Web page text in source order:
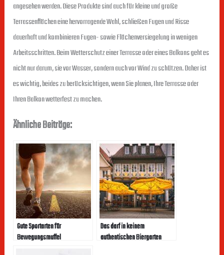
angesehen werden. Diese Produkte sind auch für kleine und große
Terrassenflächen eine hervorragende Wahl, schließen Fugen und Risse
dauerhaft und kombinieren Fugen- sowie Flächenversiegelung in wenigen
Arbeitsschritten. Beim Wetterschutz einer Terrasse oder eines Balkons geht es
nicht nur darum, sie vor Wasser, sondern auch vor Wind zu schützen. Daher ist
es wichtig, beides zu berücksichtigen, wenn Sie planen, Ihre Terrasse oder
Ihren Balkon wetterfest zu machen.
Ähnliche Beiträge:
Gute Sportarten für
Bewegungsmuffel
Das darf in keinem
authentischen Biergarten